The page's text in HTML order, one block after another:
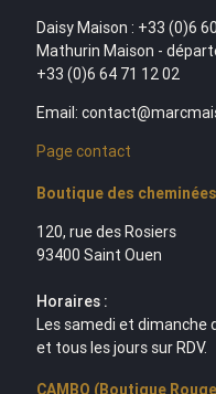
Daisy Maison : +33 (0)6
Mathurin Maison -
+33 (0)6 64 71 12 02
Email:
Page contact
Boutique des cheminées
120, rue des Rosiers
93400 Saint Ouen
Horaires :
Les samedi et dimanche
et tous les jours sur RDV.
CAMBO (Boutique